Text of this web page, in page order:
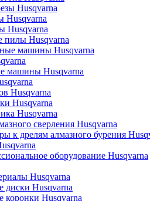
Husqvarna
Husqvarna
Husqvarna
пилы Husqvarna
машины Husqvarna
машины Husqvarna
Husqvarna
Husqvarna
Husqvarna
сверления Husqvarna
к дрелям алмазного бурения
оборудование Husqvarna
Husqvarna
диски Husqvarna
коронки Husqvarna